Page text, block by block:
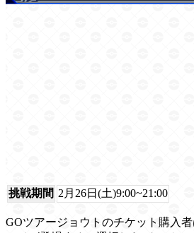
挑戦期間 2月26日(土)9:00~21:00
GOツアージョウトのチケット購入